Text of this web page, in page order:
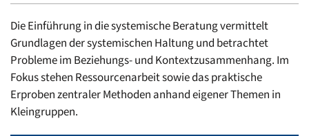
Die Einführung in die systemische Beratung vermittelt
Grundlagen der systemischen Haltung und betrachtet
Probleme im Beziehungs- und Kontextzusammenhang. Im
Fokus stehen Ressourcenarbeit sowie das praktische
Erproben zentraler Methoden anhand eigener Themen in
Kleingruppen.